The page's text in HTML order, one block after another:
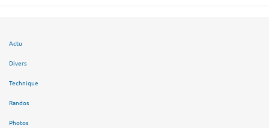
Actu
Divers
Technique
Randos
Photos